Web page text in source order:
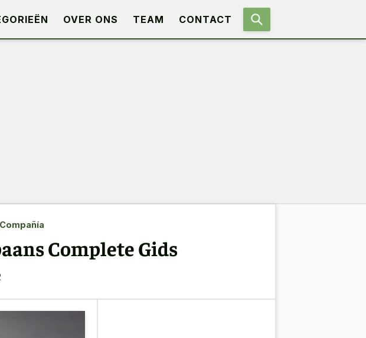
OVER ONS TEAM CONTACT
Complete Gids